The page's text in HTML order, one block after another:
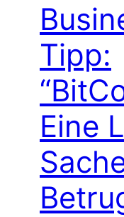
Tipp:
Eine